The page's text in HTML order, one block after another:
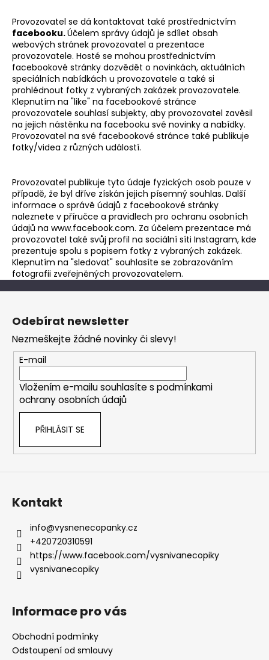
Provozovatel se dá kontaktovat také prostřednictvím
facebooku.Účelem správy údajů je sdílet obsah
webových stránek provozovatel a prezentace
provozovatele. Hosté se mohou prostřednictvím
facebookové stránky dozvědět o novinkách, aktuálních
speciálních nabídkách u provozovatele a také si
prohlédnout fotky z vybraných zakázek provozovatele.
Klepnutím na "like" na facebookové stránce
provozovatele souhlasí subjekty, aby provozovatel zavěsil
na jejich nástěnku na facebooku své novinky a nabídky.
Provozovatel na své facebookové stránce také publikuje
fotky/videa z různých událostí.
Provozovatel publikuje tyto údaje fyzických osob pouze v
případě, že byl dříve získán jejich písemný souhlas. Další
informace o správě údajů z facebookové stránky
naleznete v příručce a pravidlech pro ochranu osobních
údajů na www.facebook.com. Za účelem prezentace má
provozovatel také svůj profil na sociální síti Instagram, kde
prezentuje spolu s popisem fotky z vybraných zakázek.
Klepnutím na "sledovat" souhlasíte se zobrazováním
fotografii zveřejněných provozovatelem.
Z
Odebírat newsletter
Nezmeškejte žádné novinky či slevy!
E-mail
Vložením e-mailu souhlasíte s podmínkami
ochrany osobních údajů
PŘIHLÁSIT SE
Kontakt
info@vysnenecopanky.cz
+420720310591
https://www.facebook.com/vysnivanecopiky
vysnivanecopiky
Informace pro vás
Obchodní podmínky
Odstoupení od smlouvy